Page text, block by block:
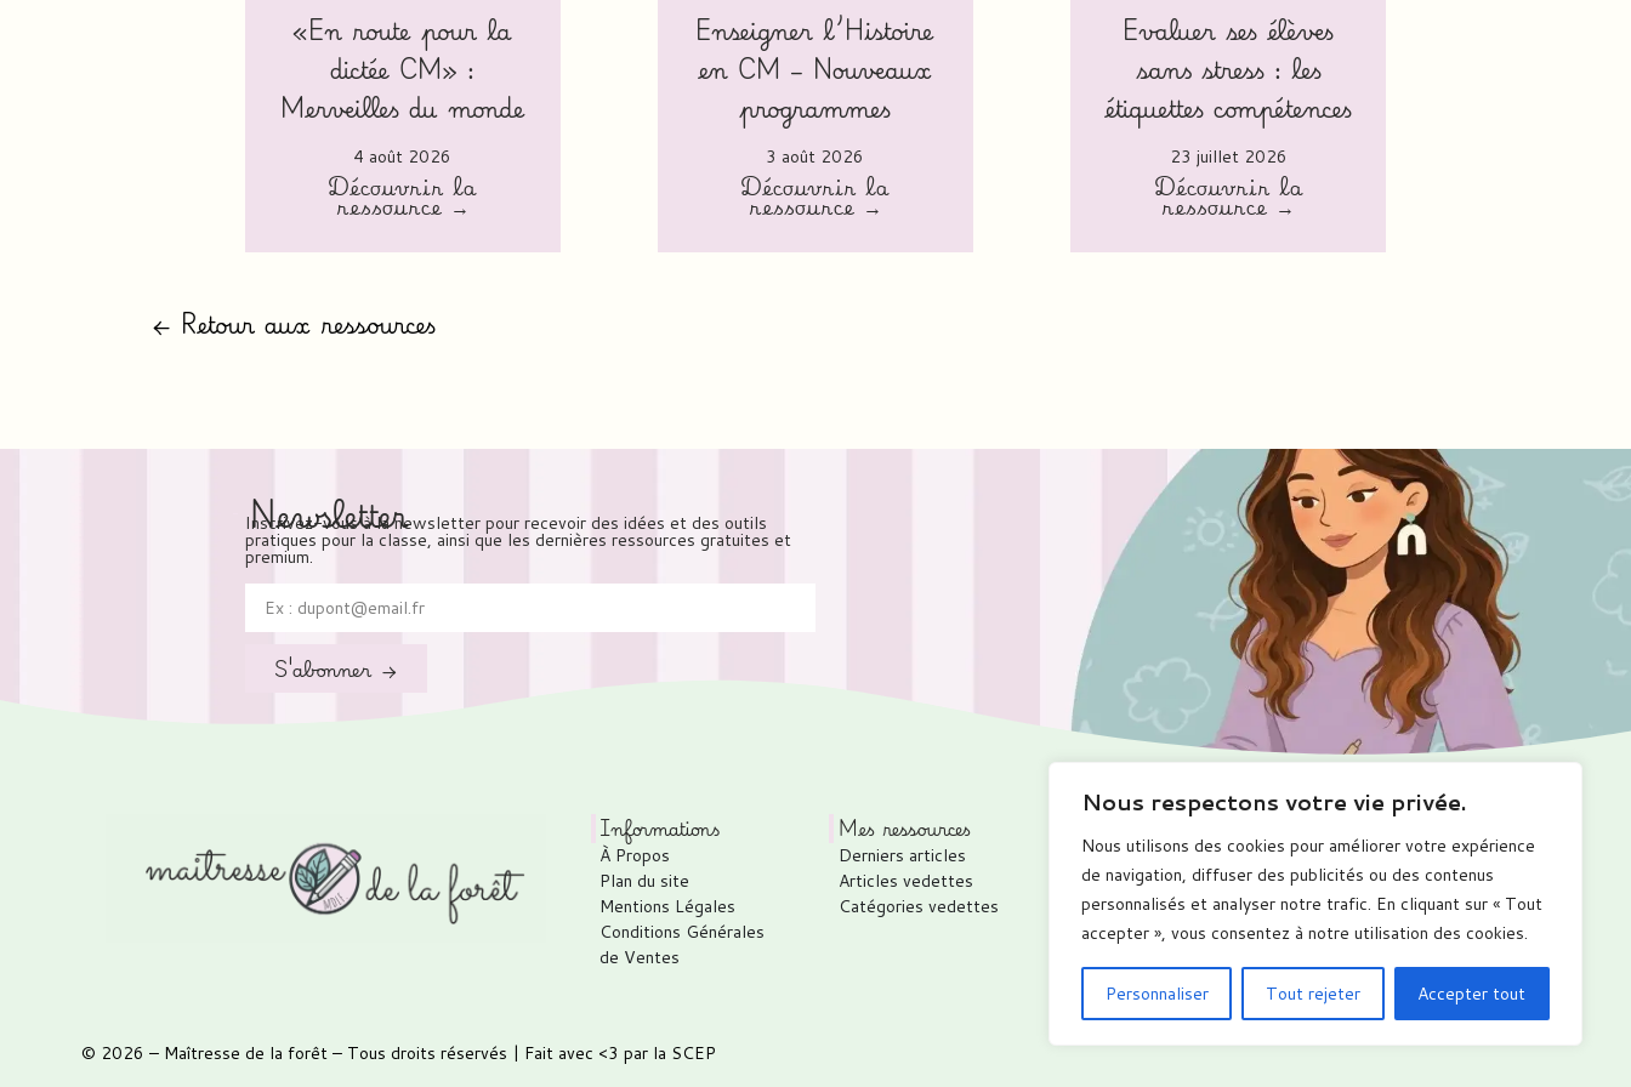
Nous respectons votre vie privée.
Nous utilisons des cookies pour améliorer votre expérience
de navigation, diffuser des publicités ou des contenus
personnalisés et analyser notre trafic. En cliquant sur « Tout
accepter », vous consentez à notre utilisation des cookies.
Personnaliser Tout rejeter Accepter tout
«En route pour la
dictée CM» :
Merveilles du monde
4 août 2026
Découvrir la
ressource →
Enseigner l’Histoire
en CM – Nouveaux
programmes
3 août 2026
Découvrir la
ressource →
Evaluer ses élèves
sans stress : les
étiquettes compétences
23 juillet 2026
Découvrir la
ressource →
← Retour aux ressources
Newsletter
Inscrivez-vous à la newsletter pour recevoir des idées et des outils
pratiques pour la classe, ainsi que les dernières ressources gratuites et
premium.
S'abonner →
Informations
À Propos
Plan du site
Mentions Légales
Conditions Générales
de Ventes
Mes ressources
Derniers articles
Articles vedettes
Catégories vedettes
Promotions
Calendriers
Carnets numérique
Tous les produits
© 2026 – Maîtresse de la forêt – Tous droits réservés | Fait avec <3 par la SCEP